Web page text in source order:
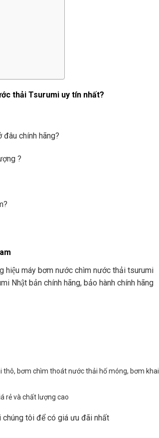
thải Tsurumi uy tín nhất?
chính hãng?
?
hiệu máy bơm nước chìm nước thải tsurumi
Nhật bản chính hãng, bảo hành chính hãng
bơm chìm thoát nước thải hố móng, bơm khai
rẻ và chất lượng cao
chúng tôi để có giá ưu đãi nhất